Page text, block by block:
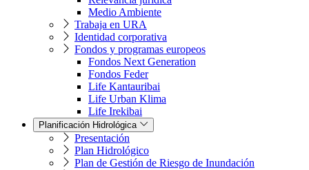
Medio Ambiente
Trabaja en URA
Identidad corporativa
Fondos y programas europeos
Fondos Next Generation
Fondos Feder
Life Kantauribai
Life Urban Klima
Life Irekibai
Planificación Hidrológica
Presentación
Plan Hidrológico
Plan de Gestión de Riesgo de Inundación